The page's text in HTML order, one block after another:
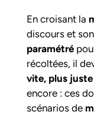
En croisant la
discours et
paramétré
récoltées, il
vite, plus
encore : ces
scénarios de